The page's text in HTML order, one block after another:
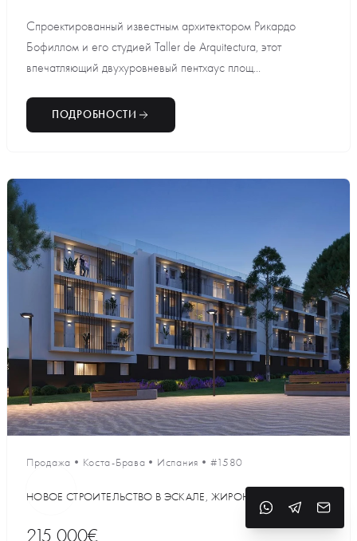
Спроектированный известным архитектором Рикардо
Бофиллом и его студией Taller de Arquitectura, этот
впечатляющий двухуровневый пентхаус площ...
ПОДРОБНОСТИ
Продажа • Коста-Брава • Испания • #1580
НОВОЕ СТРОИТЕЛЬСТВО В ЭСКАЛЕ, ЖИРОНА
215 000€